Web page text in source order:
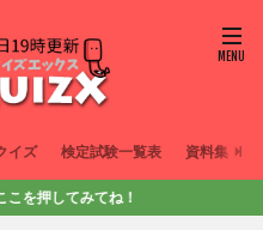
イズ 検定試験一覧表 資料集
ね！